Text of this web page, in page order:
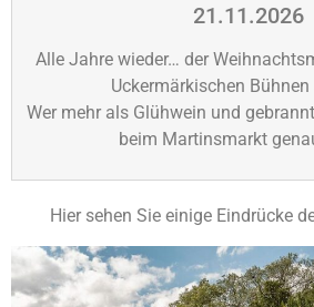
21.11.2026
Alle Jahre wieder… der
Uckermärkischen
Wer mehr als Glühwein und
beim Martinsmarkt
Hier sehen Sie einige Eindrücke